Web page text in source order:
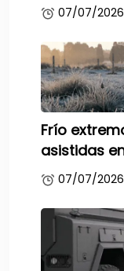
07/07/2026
Frío
asistidas
07/07/2026